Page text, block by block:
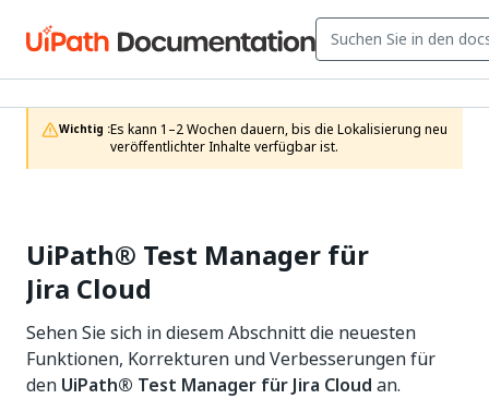
Wichtig :Es kann 1–2 Wochen dauern, bis die Lokalisierung neu
veröffentlichter Inhalte verfügbar ist.
UiPath® Test Managerfür
Jira Cloud
Sehen Sie sich in diesem Abschnitt die neuesten
Funktionen, Korrekturen und Verbesserungen für
den UiPath® Test Manager für Jira Cloud an.